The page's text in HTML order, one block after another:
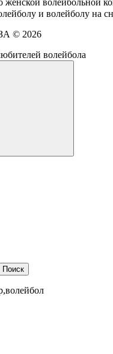
и волейболу на
© 2026
волейбола
волейбол